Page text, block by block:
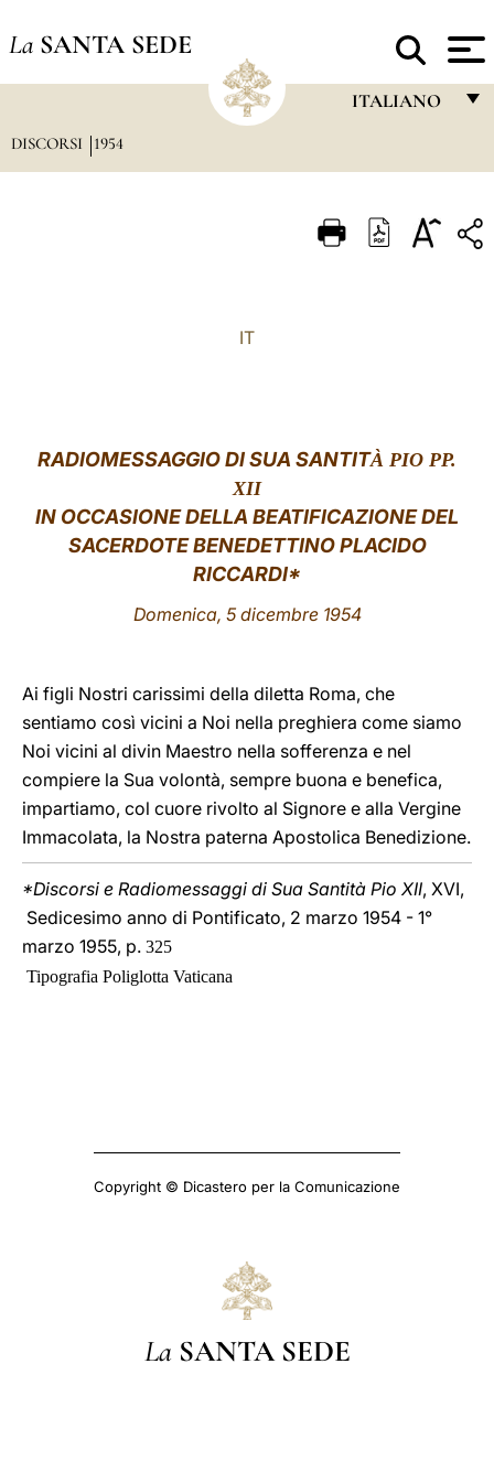
La SANTA SEDE
ITALIANO
ITALIANO
العربيّة
LATINE
DISCORSI 1954
IT
RADIOMESSAGGIODI SUA SANTITÀ PIO PP.
XII
IN OCCASIONE DELLA BEATIFICAZIONE DEL
SACERDOTE BENEDETTINO PLACIDO
RICCARDI*
Domenica, 5 dicembre 1954
Ai figli Nostri carissimi della diletta Roma, che
sentiamo così vicini a Noi nella preghiera come siamo
Noi vicini al divin Maestro nella sofferenza e nel
compiere la Sua volontà, sempre buona e benefica,
impartiamo, col cuore rivolto al Signore e alla Vergine
Immacolata, la Nostra paterna Apostolica Benedizione.
*Discorsi e Radiomessaggi di Sua Santità Pio XII, XVI,
Sedicesimo anno di Pontificato, 2 marzo 1954 - 1°
marzo 1955, p. 325
Tipografia Poliglotta Vaticana
Copyright © Dicastero per la Comunicazione
La SANTA SEDE